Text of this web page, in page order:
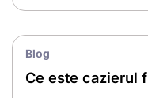
Blog
Ce este cazierul